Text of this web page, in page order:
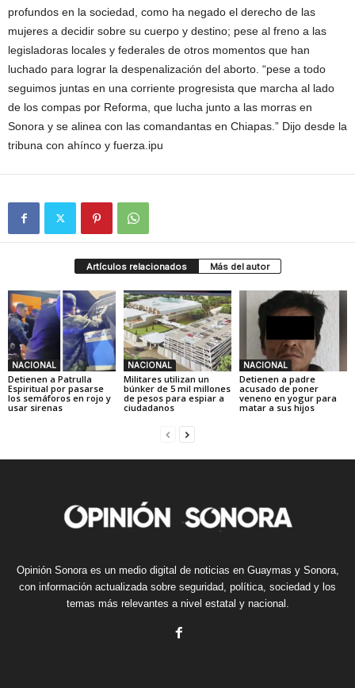
profundos en la sociedad, como ha negado el derecho de las
mujeres a decidir sobre su cuerpo y destino; pese al freno a las
legisladoras locales y federales de otros momentos que han
luchado para lograr la despenalización del aborto. “pese a todo
seguimos juntas en una corriente progresista que marcha al lado
de los compas por Reforma, que lucha junto a las morras en
Sonora y se alinea con las comandantas en Chiapas.” Dijo desde la
tribuna con ahínco y fuerza.ipu
Artículos relacionados Más del autor
NACIONAL
Detienen a Patrulla
Espiritual por pasarse
los semáforos en rojo y
usar sirenas
NACIONAL
Militares utilizan un
búnker de 5 mil millones
de pesos para espiar a
ciudadanos
NACIONAL
Detienen a padre
acusado de poner
veneno en yogur para
matar a sus hijos
Opinión Sonora es un medio digital de noticias en Guaymas y Sonora,
con información actualizada sobre seguridad, política, sociedad y los
temas más relevantes a nivel estatal y nacional.